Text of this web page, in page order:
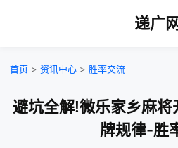
递广网
首页 > 资讯中心 > 胜率交流
避坑全解!微乐家乡麻将
牌规律-胜